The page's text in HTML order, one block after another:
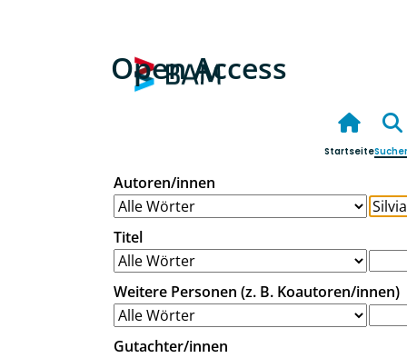
Open Access
Startseite
Autoren/innen
Titel
Weitere Personen (z. B. Koautoren/innen)
Gutachter/innen